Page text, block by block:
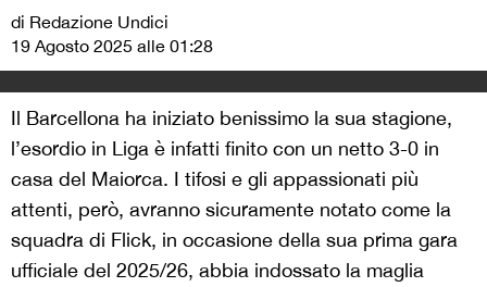
di Redazione Undici
19 Agosto 2025 alle 01:28
Il Barcellona ha iniziato benissimo la sua stagione,
l’esordio in Liga è infatti finito con un netto 3-0 in
casa del Maiorca. I tifosi e gli appassionati più
attenti, però, avranno sicuramente notato come la
squadra di Flick, in occasione della sua prima gara
ufficiale del 2025/26, abbia indossato la maglia